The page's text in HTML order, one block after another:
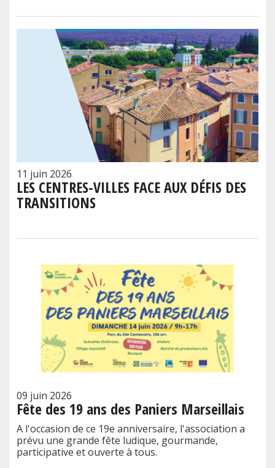
11 juin 2026
LES CENTRES-VILLES FACE AUX DÉFIS DES
TRANSITIONS
09 juin 2026
Fête des 19 ans des Paniers Marseillais
A l'occasion de ce 19e anniversaire, l'association a
prévu une grande fête ludique, gourmande,
participative et ouverte à tous.